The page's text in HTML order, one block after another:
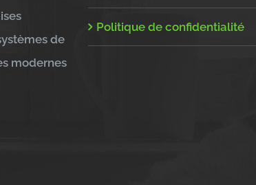
de
modernes
Politique de confidentialité